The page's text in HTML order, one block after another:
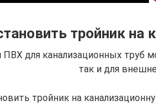
тройник на
ПВХ для канализационных труб
так и для
тройник на